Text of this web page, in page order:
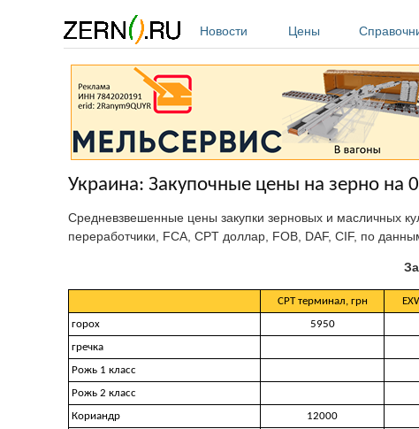
Новости
Цены
Украина: Закупочные цены на зерно на
Средневзвешенные цены закупки зерновых и масличных
переработчики, FCA, CPT доллар, FOB, DAF, CIF, по
CPT терминал, грн
горох
5950
гречка
Рожь 1 класс
Рожь 2 класс
Кориандр
12000